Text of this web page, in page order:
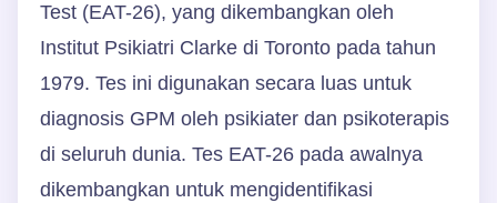
Test (EAT-26), yang dikembangkan oleh
Institut Psikiatri Clarke di Toronto pada tahun
1979. Tes ini digunakan secara luas untuk
diagnosis GPM oleh psikiater dan psikoterapis
di seluruh dunia. Tes EAT-26 pada awalnya
dikembangkan untuk mengidentifikasi